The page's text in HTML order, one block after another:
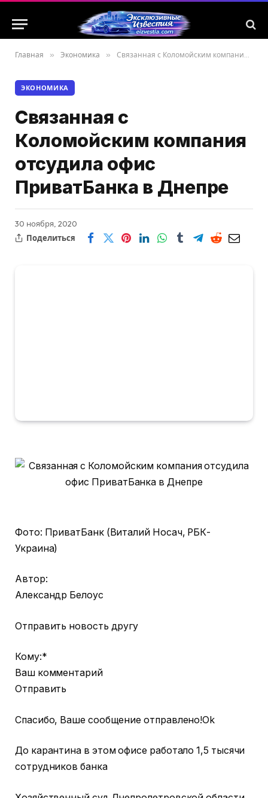
Главная » Экономика » Связанная с Коломойским компания отсудила офис ПриватБанка в Днепре
ЭКОНОМИКА
Связанная с
Коломойским компания
отсудила офис
ПриватБанка в Днепре
30 ноября, 2020
Поделиться
Фото: ПриватБанк (Виталий Носач, РБК-
Украина)
Автор:
Александр Белоус
Отправить новость другу
Кому:*
Ваш комментарий
Отправить
Спасибо, Ваше сообщение отправлено!Ok
До карантина в этом офисе работало 1,5 тысячи
сотрудников банка